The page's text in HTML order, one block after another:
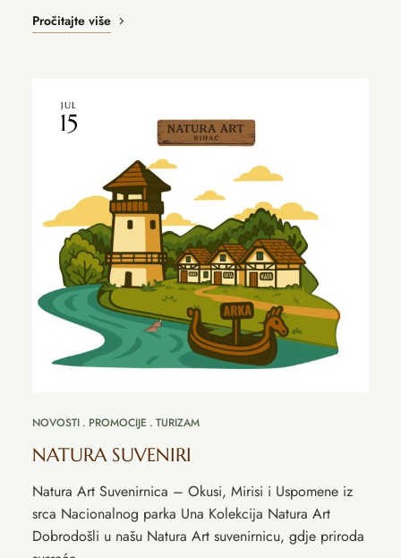
Pročitajte više
JUL
15
NOVOSTI PROMOCIJE TURIZAM
NATURA SUVENIRI
Natura Art Suvenirnica – Okusi, Mirisi i Uspomene iz
srca Nacionalnog parka Una Kolekcija Natura Art
Dobrodošli u našu Natura Art suvenirnicu, gdje priroda